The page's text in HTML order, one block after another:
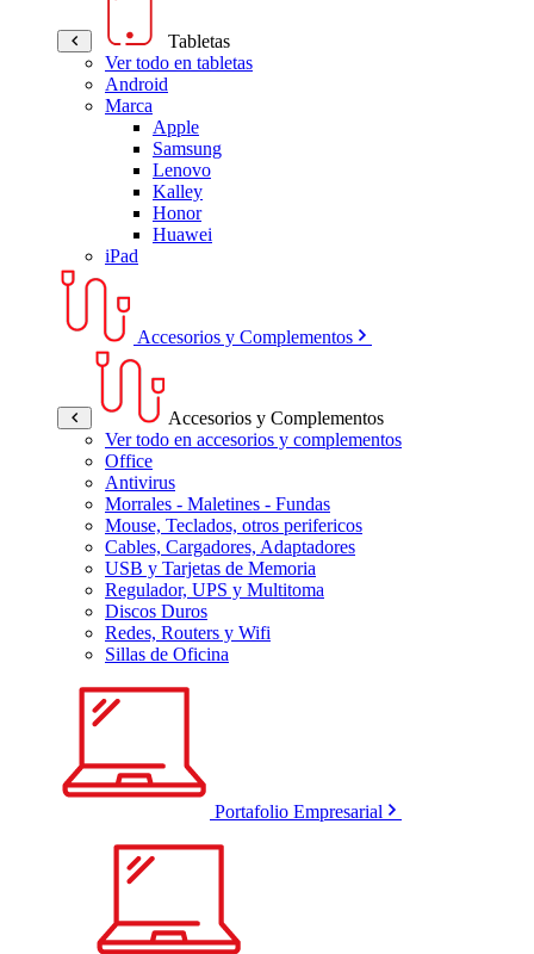
Tabletas
Ver todo en tabletas
Android
Marca
Apple
Samsung
Lenovo
Kalley
Honor
Huawei
iPad
Accesorios y Complementos
Accesorios y Complementos
Ver todo en accesorios y complementos
Office
Antivirus
Morrales - Maletines - Fundas
Mouse, Teclados, otros perifericos
Cables, Cargadores, Adaptadores
USB y Tarjetas de Memoria
Regulador, UPS y Multitoma
Discos Duros
Redes, Routers y Wifi
Sillas de Oficina
Portafolio Empresarial